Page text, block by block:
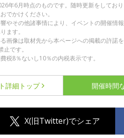
年6月時点のものです。随時更新をしてお
でかけください。
やその他諸事情により、イベントの開催情
ます。
画像は取材先から本ページへの掲載の許諾
です。
税8％ないし10％の内税表示です。
詳細 トップ 開催時間
X(旧Twitter)でシェア